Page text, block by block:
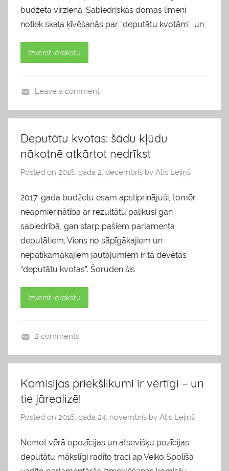
budžeta virzienā. Sabiedriskās domas līmenī
notiek skaļa ķīvēšanās par “deputātu kvotām”, un
Izvērst ierakstu
l
g
s
Leave a comment
Deputātu kvotas: šādu kļūdu
nākotnē atkārtot nedrīkst
Posted on 2016. gada 2. decembris by Atis Lejiņš
2017. gada budžetu esam apstiprinājuši, tomēr
neapmierinātība ar rezultātu palikusi gan
sabiedrībā, gan starp pašiem parlamenta
deputātiem. Viens no sāpīgākajiem un
nepatīkamākajiem jautājumiem ir tā dēvētās
“deputātu kvotas”. Šoruden šis
Izvērst ierakstu
l
g
s
2 comments
Komisijas priekšlikumi ir vērtīgi – un
tie jārealizē!
Posted on 2016. gada 24. novembris by Atis Lejiņš
Ņemot vērā opozīcijas un atsevišķu pozīcijas
deputātu mākslīgi radīto traci ap Veiko Spolīša